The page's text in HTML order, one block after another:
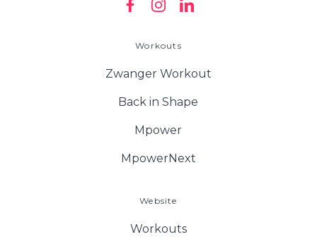
Workouts
Zwanger Workout
Back in Shape
Mpower
MpowerNext
Website
Workouts